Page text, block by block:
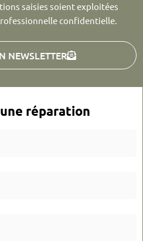
réparation
saisies soient exploitées
confidentielle.
NEWSLETTER